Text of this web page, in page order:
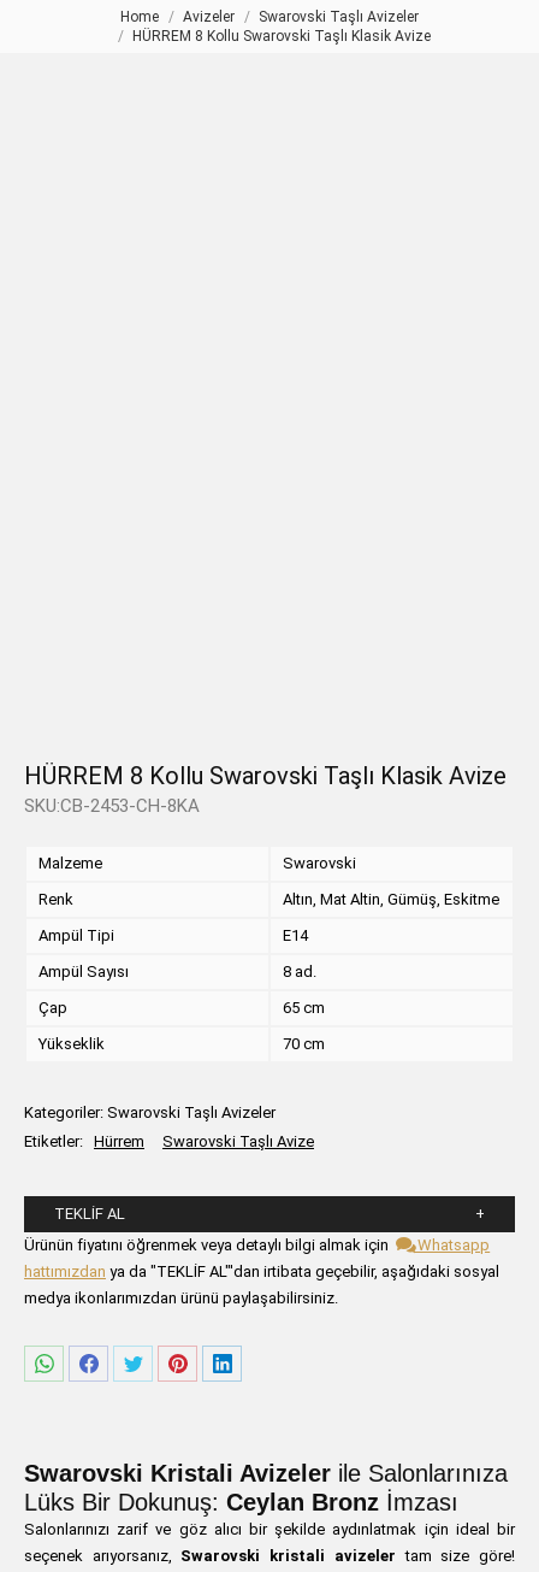
Home Avizeler
Swarovski Taşlı Avizeler
HÜRREM 8 Kollu Swarovski Taşlı Klasik Avize
HÜRREM 8 Kollu Swarovski Taşlı Klasik Avize
SKU:CB-2453-CH-8KA
Malzeme
Swarovski
Renk
Altın, Mat Altin, Gümüş, Eskitme
Ampül Tipi
E14
Ampül Sayısı
8 ad.
Çap
65 cm
Yükseklik
70 cm
Kategoriler: Swarovski Taşlı Avizeler
Etiketler: Hürrem Swarovski Taşlı Avize
TEKLIF AL
Lütfen aşağıdaki formu alanlarını doldurunuz.
Ürünün fiyatını öğrenmek veya detaylı bilgi almak için
Whatsapp
hattımızdan ya da "TEKLİF AL"'dan irtibata geçebilir, aşağıdaki sosyal
medya ikonlarımızdan ürünü paylaşabilirsiniz.
ShareShareShareShareShare
Swarovski Kristali Avizeler ile Salonlarınıza
Lüks Bir Dokunuş: Ceylan Bronz İmzası
Salonlarınızı zarif ve göz alıcı bir şekilde aydınlatmak için ideal bir
seçenek arıyorsanız, Swarovski kristali avizeler tam size göre!